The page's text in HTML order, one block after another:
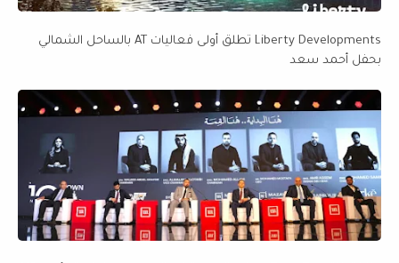
Liberty Developments تطلق أولى فعاليات AT بالساحل الشمالي
بحفل أحمد سعد